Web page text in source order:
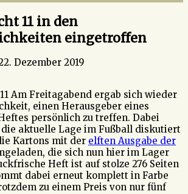
11 in den
eingetroffen
Dezember 2019
Am Freitagabend ergab sich wieder
einen Herausgeber eines
persönlich zu treffen. Dabei
aktuelle Lage im Fußball diskutiert
Kartons mit der elften Ausgabe der
die sich nun hier im Lager
Heft ist auf stolze 276 Seiten
dabei erneut komplett in Farbe
zu einem Preis von nur fünf